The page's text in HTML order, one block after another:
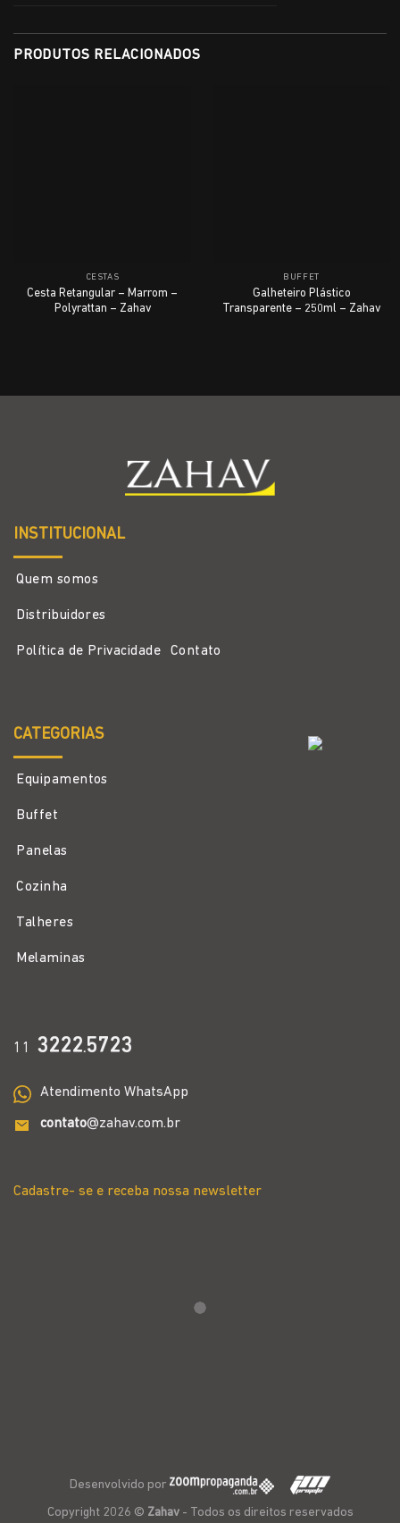
PRODUTOS RELACIONADOS
CESTAS
Cesta Retangular – Marrom –
Polyrattan – Zahav
BUFFET
Galheteiro Plástico
Transparente – 250ml – Zahav
INSTITUCIONAL
Quem somos
Distribuidores
Política de Privacidade Contato
CATEGORIAS
Equipamentos
Buffet
Panelas
Cozinha
Talheres
Melaminas
11 3222.5723
Atendimento WhatsApp
contato@zahav.com.br
Cadastre- se e receba nossa newsletter
Desenvolvido por
Copyright 2026 © Zahav- Todos os direitos reservados